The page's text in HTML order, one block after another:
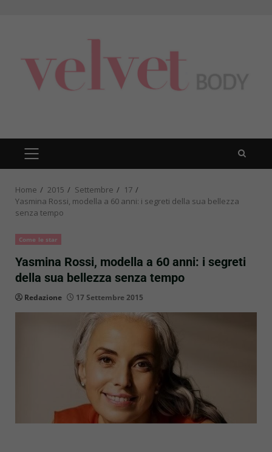
PRIMARY
MENU
Home 2015 Settembre
17
Yasmina Rossi, modella a 60 anni: i segreti della sua bellezza
senza tempo
Come le star
Yasmina Rossi, modella a 60 anni: i segreti
della sua bellezza senza tempo
Redazione 17 Settembre 2015